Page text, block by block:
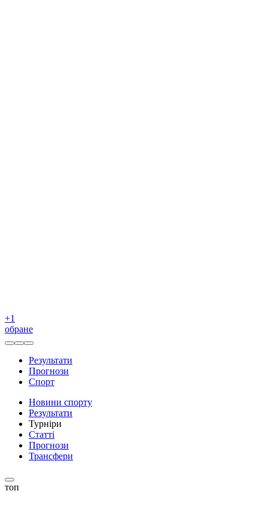
+1
обране
Результати
Прогнози
Спорт
Новини спорту
Результати
Турніри
Статті
Прогнози
Трансфери
топ